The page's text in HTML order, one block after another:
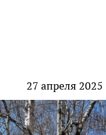
27 апреля 2025